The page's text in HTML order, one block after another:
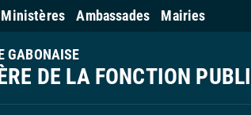
Ministères Ambassades Mairies
GABONAISE
DE LA FONCTION